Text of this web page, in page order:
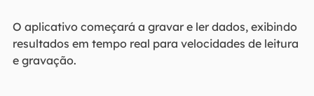
O aplicativo começará a gravar e ler dados, exibindo
resultados em tempo real para velocidades de leitura
e gravação.